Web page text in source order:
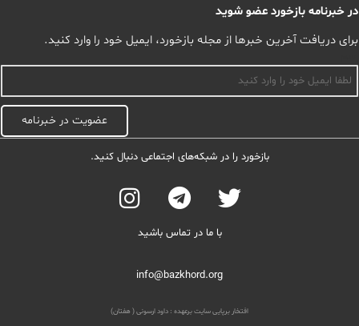
در خبرنامه بازخورد عضو شوید
برای دریافت آخرین خبرها از مجله بازخورد، ایمیل خود را وارد کنید.
عضویت در خبرنامه
بازخورد را در شبکه‌های اجتماعی دنبال کنید.
با ما در تماس باشید
info@bazkhord.org
افتخار برپایی سایت برعهده : داود ارسونی ( هفتان)